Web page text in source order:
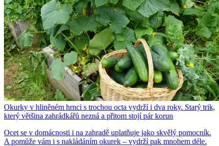
Okurky v hliněném hrnci s trochou octa vydrží i dva roky. Starý trik,
který většina zahrádkářů nezná a přitom stojí pár korun
Ocet se v domácnosti i na zahradě uplatňuje jako skvělý pomocník.
A pomůže vám i s nakládáním okurek – vydrží pak mnohem déle.